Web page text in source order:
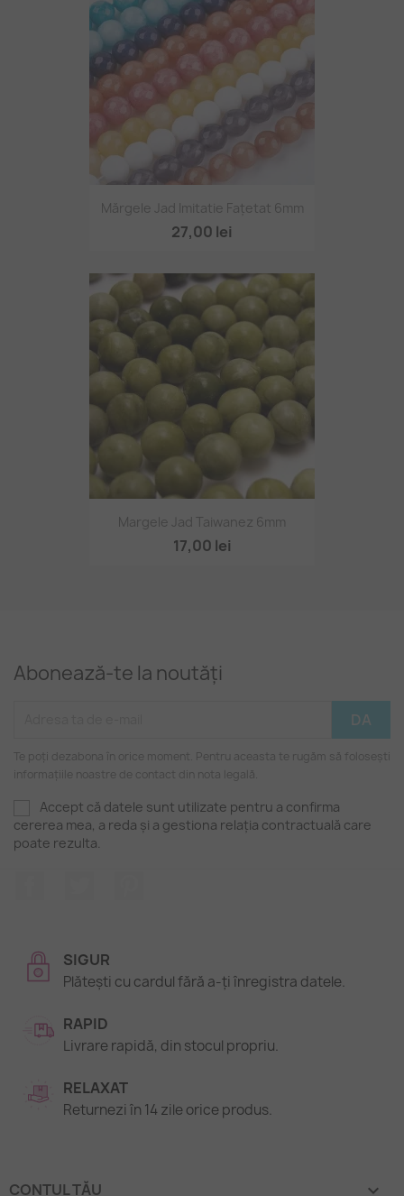
Mărgele Jad Imitatie Fațetat 6mm
27,00 lei
Margele Jad Taiwanez 6mm
17,00 lei
Abonează-te la noutăți
Te poți dezabona în orice moment. Pentru aceasta te rugăm să folosești
informațiile noastre de contact din nota legală.
Accept că datele sunt utilizate pentru a confirma
cererea mea, a reda și a gestiona relația contractuală care
poate rezulta.
SIGUR
Plătești cu cardul fără a-ți înregistra datele.
RAPID
Livrare rapidă, din stocul propriu.
RELAXAT
Returnezi în 14 zile orice produs.
CONTUL TĂU 